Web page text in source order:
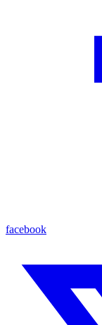
facebook